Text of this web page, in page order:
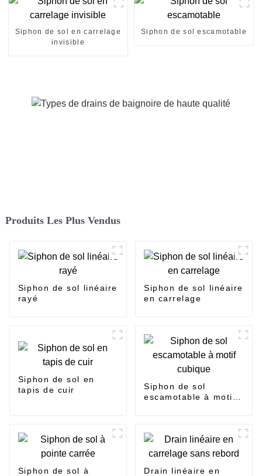
Siphon de sol en carrelage
invisible
Siphon de sol escamotable
Produits Les Plus Vendus
Siphon de sol linéaire
rayé
Siphon de sol linéaire
en carrelage
Siphon de sol en
tapis de cuir
Siphon de sol
escamotable à motif
Siphon de sol à Drain linéaire en